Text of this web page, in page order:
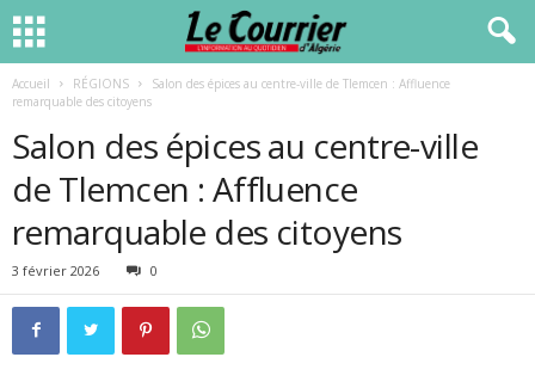
Accueil RÉGIONS
Salon des épices au centre-ville de Tlemcen : Affluence
remarquable des citoyens
Salon des épices au centre-ville
de Tlemcen : Affluence
remarquable des citoyens
3 février 2026 0